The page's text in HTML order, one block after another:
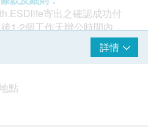
我們的核心價值：以真誠的
祇因在乎您健康」的口號，
、專業、可靠的服務，為市
寄出之確認成功付
1-2個工作天辦公時間內，
間及地點。客戶亦可致電查
致電該中心預約 (電話：
或以上之人士。
詳情
點